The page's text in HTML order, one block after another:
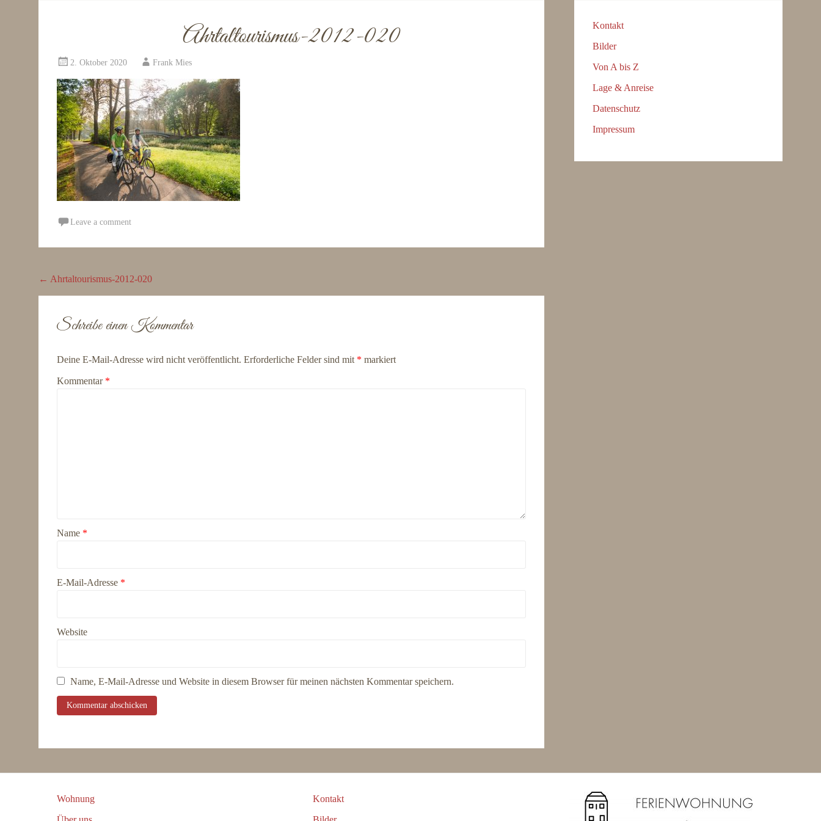
Ahrtaltourismus-2012-020
2. Oktober 2020 Frank Mies
Leave a comment
Post
navigation
← Ahrtaltourismus-2012-020
Schreibe einen Kommentar
Deine E-Mail-Adresse wird nicht veröffentlicht. Erforderliche Felder sind mit * markiert
Kommentar *
Name *
E-Mail-Adresse *
Website
Name, E-Mail-Adresse und Website in diesem Browser für meinen nächsten Kommentar speichern.
Kontakt
Bilder
Von A bis Z
Lage & Anreise
Datenschutz
Impressum
Wohnung
Kontakt